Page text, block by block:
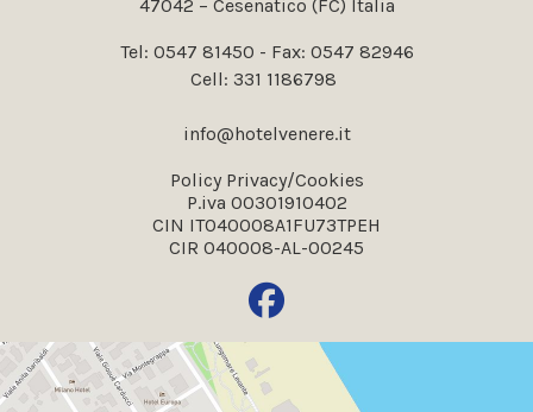
47042 – Cesenatico (FC) Italia
Tel: 0547 81450 - Fax: 0547 82946
Cell: 331 1186798
info@hotelvenere.it
Policy Privacy/Cookies
P.iva 00301910402
CIN IT040008A1FU73TPEH
CIR 040008-AL-00245